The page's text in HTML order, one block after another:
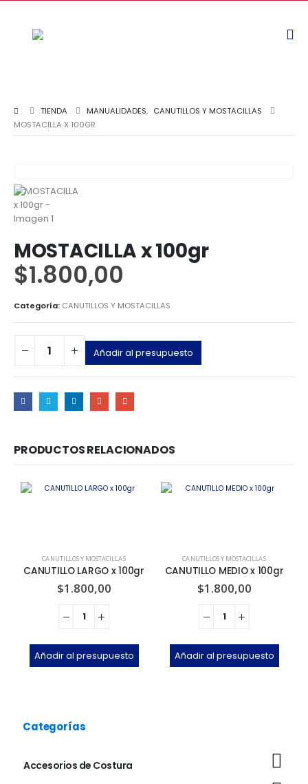
TIENDA MANUALIDADES, CANUTILLOS Y MOSTACILLAS
MOSTACILLA X 100GR
MOSTACILLA x 100gr
$1.800,00
Categoría: CANUTILLOS Y MOSTACILLAS
Añadir al presupuesto
PRODUCTOS RELACIONADOS
CANUTILLOS Y MOSTACILLAS
CANUTILLO LARGO x 100gr
$1.800,00
Añadir al presupuesto
CANUTILLOS Y MOSTACILLAS
CANUTILLO MEDIO x 100gr
$1.800,00
Añadir al presupuesto
Categorías
Accesorios de Costura